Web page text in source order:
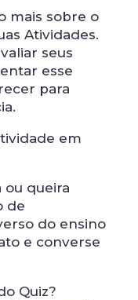
mais sobre o
Atividades.
seus
esse
para
em
ou queira
de
do ensino
e converse
Quiz?